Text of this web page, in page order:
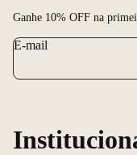
Ganhe 10% OFF na
E-mail